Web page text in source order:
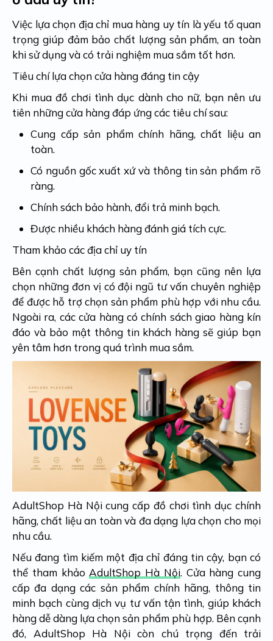
Việc lựa chọn địa chỉ mua hàng uy tín là yếu tố quan
trọng giúp đảm bảo chất lượng sản phẩm, an toàn
khi sử dụng và có trải nghiệm mua sắm tốt hơn.
Tiêu chí lựa chọn cửa hàng đáng tin cậy
Khi mua đồ chơi tình dục dành cho nữ, bạn nên ưu
tiên những cửa hàng đáp ứng các tiêu chí sau:
Cung cấp sản phẩm chính hãng, chất liệu an
toàn.
Có nguồn gốc xuất xứ và thông tin sản phẩm rõ
ràng.
Chính sách bảo hành, đổi trả minh bạch.
Được nhiều khách hàng đánh giá tích cực.
Tham khảo các địa chỉ uy tín
Bên cạnh chất lượng sản phẩm, bạn cũng nên lựa
chọn những đơn vị có đội ngũ tư vấn chuyên nghiệp
để được hỗ trợ chọn sản phẩm phù hợp với nhu cầu.
Ngoài ra, các cửa hàng có chính sách giao hàng kín
đáo và bảo mật thông tin khách hàng sẽ giúp bạn
yên tâm hơn trong quá trình mua sắm.
AdultShop Hà Nội cung cấp đồ chơi tình dục chính
hãng, chất liệu an toàn và đa dạng lựa chọn cho mọi
nhu cầu.
Nếu đang tìm kiếm một địa chỉ đáng tin cậy, bạn có
thể tham khảo AdultShop Hà Nội. Cửa hàng cung
cấp đa dạng các sản phẩm chính hãng, thông tin
minh bạch cùng dịch vụ tư vấn tận tình, giúp khách
hàng dễ dàng lựa chọn sản phẩm phù hợp. Bên cạnh
đó, AdultShop Hà Nội còn chú trọng đến trải